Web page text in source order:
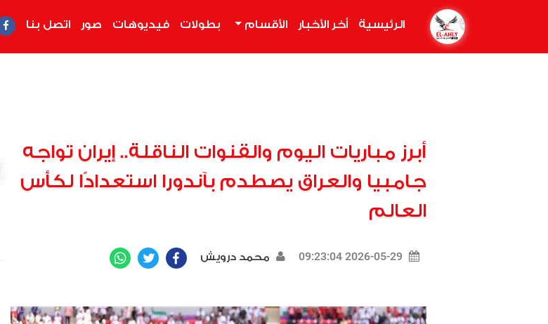
الرئيسية أخر الأخبار الأقسام بطولات فيديوهات صور اتصل بنا
أبرز مباريات اليوم والقنوات الناقلة.. إيران تواجه
جامبيا والعراق يصطدم بآندورا استعدادًا لكأس
العالم
2026-05-29 09:23:04 محمد درويش Facebook
Twitter